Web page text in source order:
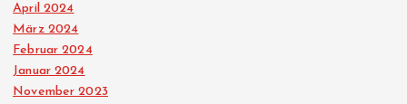
April 2024
März 2024
Februar 2024
Januar 2024
November 2023